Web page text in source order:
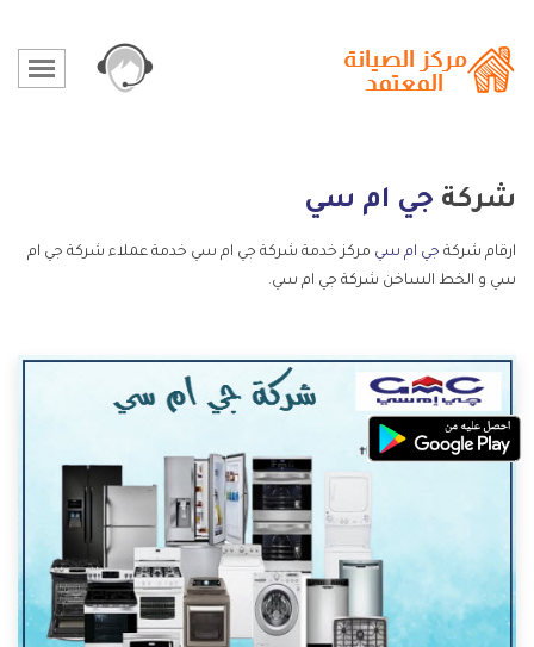
شركة جي ام سي
ارقام شركة جي ام سي مركز خدمة شركة جي ام سي خدمة عملاء شركة جي ام
سي و الخط الساخن شركة جي ام سي.